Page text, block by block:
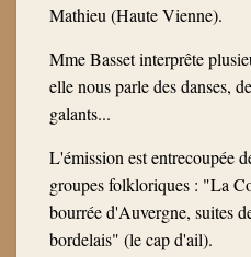
Mathieu (Haute Vienne).
Mme Basset interprête
elle nous parle des danses,
galants...
L'émission est entrecoupée
groupes folkloriques : "La
bourrée d'Auvergne, suites
bordelais" (le cap d'ail).